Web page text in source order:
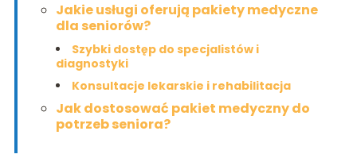
Jakie usługi oferują pakiety medyczne
dla seniorów?
Szybki dostęp do specjalistów i
diagnostyki
Konsultacje lekarskie i rehabilitacja
Jak dostosować pakiet medyczny do
potrzeb seniora?